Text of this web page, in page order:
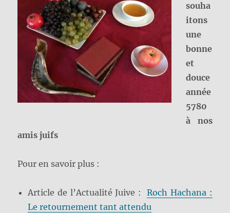
souha
itons
une
bonne
et
douce
année
5780
à nos
amis juifs
Pour en savoir plus :
Article de l’Actualité Juive :Roch Hachana :
Le retournement tant attendu